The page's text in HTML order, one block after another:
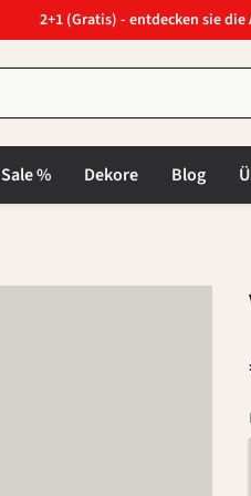
2+1 (Gratis) - entdecken sie
Sale % Dekore Blog